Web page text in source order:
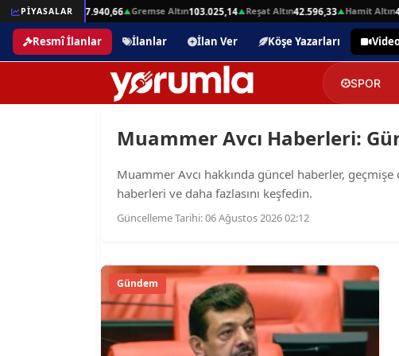
PİYASALAR
▲Beşli Altın207.940,66▲Gremse Altın103.025,14▲Reşat Altın42.596,33▲Hamit Altın
Resmî İlanlar İlanlar İlan Ver Köşe Yazarları
SPOR
Muammer Avcı Haberleri:
Muammer Avcı hakkında güncel haberler,
haberleri ve daha fazlasını keşfedin.
Güncelleme Tarihi: 06 Ağustos 2026 02:12
Gündem